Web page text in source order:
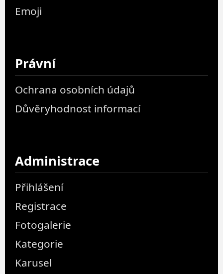
Emoji
Právní
Ochrana osobních údajů
Důvěryhodnost informací
Administrace
Přihlášení
Registrace
Fotogalerie
Kategorie
Karusel